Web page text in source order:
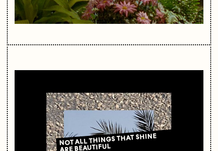
NOT ALL THINGS THAT SHINE
ARE BEAUTIFUL